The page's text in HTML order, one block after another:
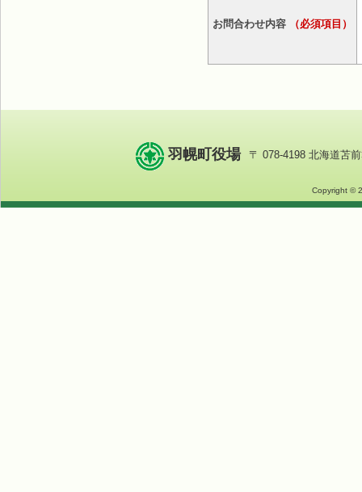
お問合わせ内容 （必須項目）
羽幌町役場 〒 078-4198 北海道苫
Copyright ©